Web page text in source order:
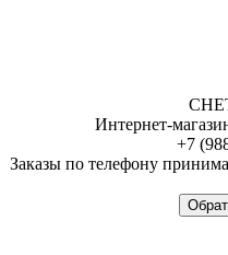
Интернет-
+7
Заказы по телефону